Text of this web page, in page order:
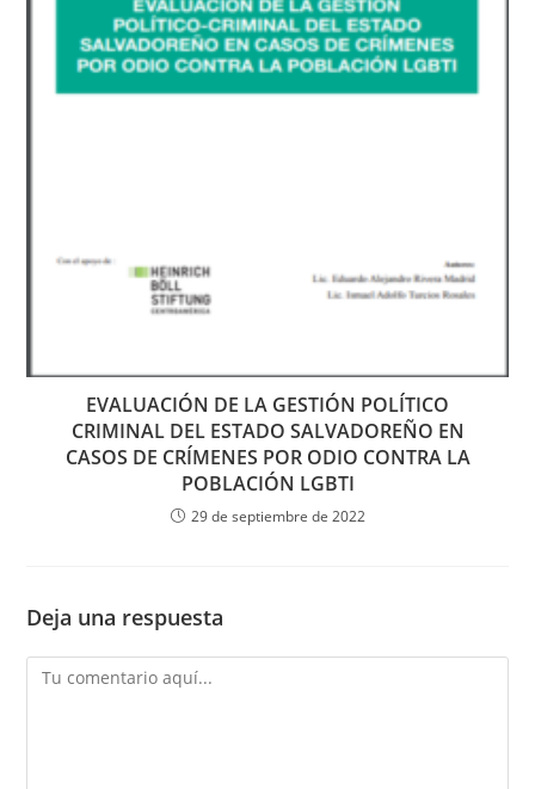
EVALUACIÓN DE LA GESTIÓN POLÍTICO
CRIMINAL DEL ESTADO SALVADOREÑO EN
CASOS DE CRÍMENES POR ODIO CONTRA LA
POBLACIÓN LGBTI
29 de septiembre de 2022
Deja una respuesta